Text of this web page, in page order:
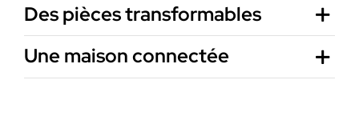
Des pièces transformables
Une maison connectée